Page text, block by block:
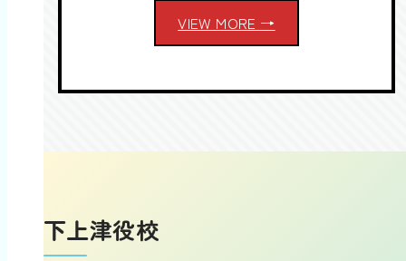
VIEW MORE →
下上津役校